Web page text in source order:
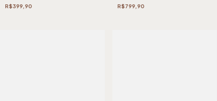
R$399,90 R$799,90